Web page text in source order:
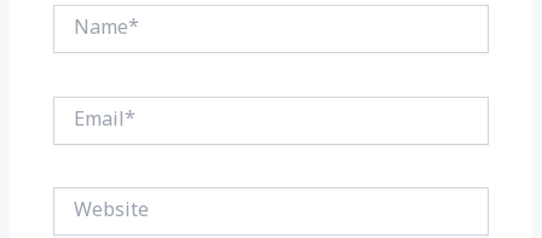
Name*
Email*
Website